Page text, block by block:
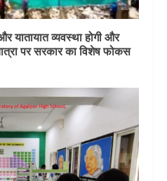
और यातायात व्यवस्था होगी और
पर सरकार का विशेष फोकस